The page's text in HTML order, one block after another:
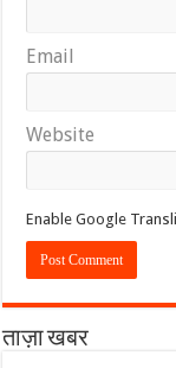
Email
Website
Enable Google
ताज़ा खबर